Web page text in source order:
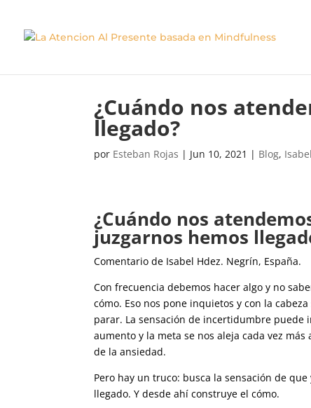
​¿Cuándo nos
llegado?
por Esteban Rojas | Jun 10, 2021 | Blog,
​¿Cuándo nos
juzgarnos hemos
Comentario de Isabel Hdez. Negrín, España.
Con frecuencia debemos hacer algo y no
cómo. Eso nos pone inquietos y con la cabeza
parar. La sensación de incertidumbre puede
aumento y la meta se nos aleja cada vez más
de la ansiedad.
Pero hay un truco: busca la sensación de que
llegado. Y desde ahí construye el cómo.